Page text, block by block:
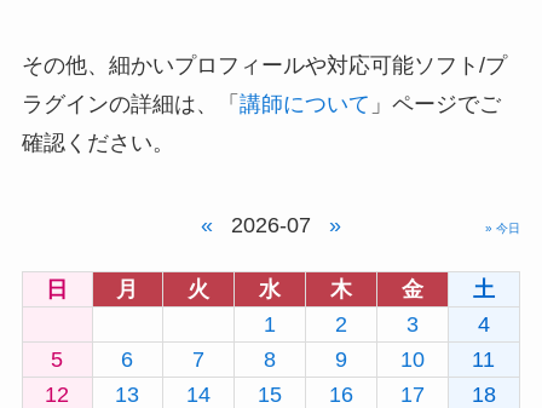
その他、細かいプロフィールや対応可能ソフト/プ
ラグインの詳細は、「 講師について 」ページでご
確認ください。
« 2026-07 » » 今日
日 月 火 水 木 金
土
1
2 3
4
5
6 7 8 9 10
11
12
13 14 15 16 17
18